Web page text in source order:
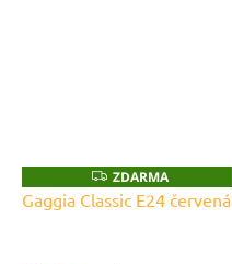
Z
D
A
ZDARMA
Gaggia Classic E24 červená